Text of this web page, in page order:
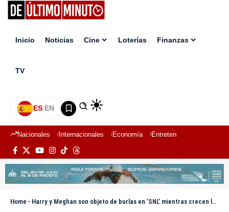
Inicio Noticias Cine Loterías Finanzas
TV
ES|EN
Nacionales Internacionales Economía Entretenimiento
Home - Harry y Meghan son objeto de burlas en ‘SNL’ mientras crecen las tensiones con la familia real